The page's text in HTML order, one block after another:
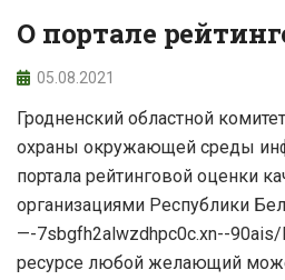
О портале
05.08.2021
Гродненский областной
охраны окружающей среды
портала рейтинговой оценки
организациями Республики
—-7sbgfh2alwzdhpc0c.xn--
ресурсе любой желающий